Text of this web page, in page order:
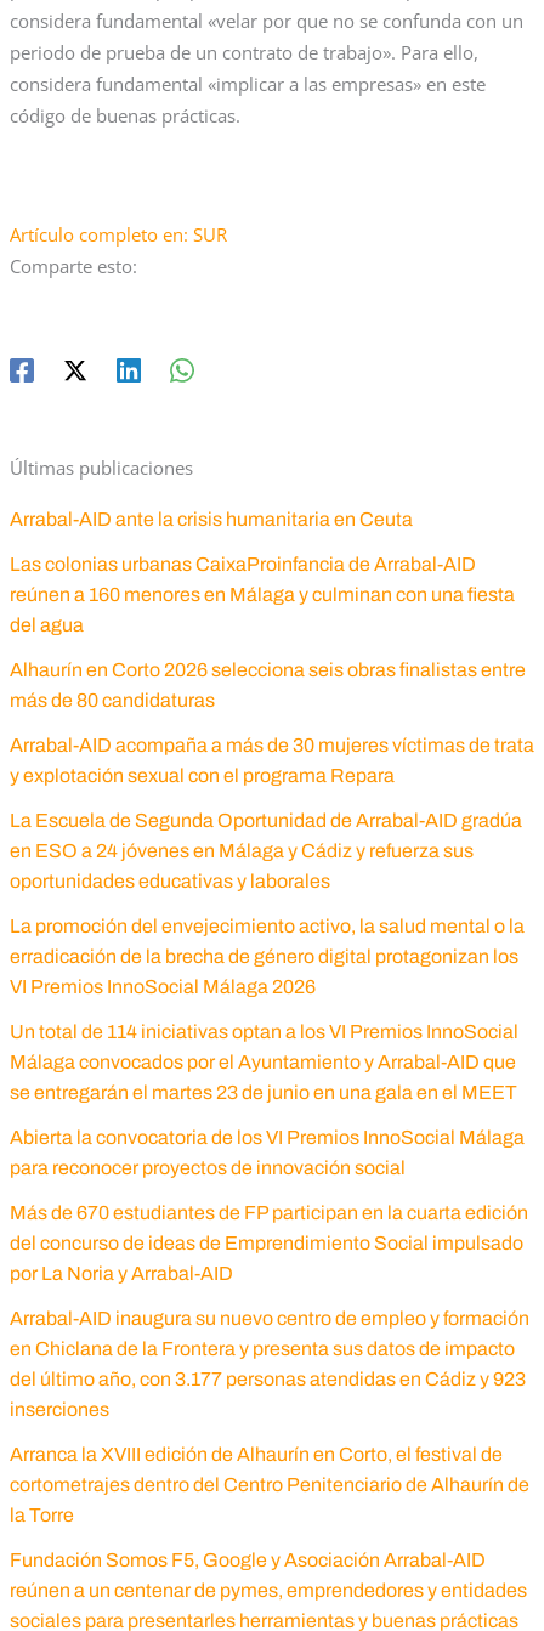
considera fundamental «velar por que no se confunda con un
periodo de prueba de un contrato de trabajo». Para ello,
considera fundamental «implicar a las empresas» en este
código de buenas prácticas.
Artículo completo en: SUR
Comparte esto:
Últimas publicaciones
Arrabal-AID ante la crisis humanitaria en Ceuta
Las colonias urbanas CaixaProinfancia de Arrabal-AID
reúnen a 160 menores en Málaga y culminan con una fiesta
del agua
Alhaurín en Corto 2026 selecciona seis obras finalistas entre
más de 80 candidaturas
Arrabal-AID acompaña a más de 30 mujeres víctimas de trata
y explotación sexual con el programa Repara
La Escuela de Segunda Oportunidad de Arrabal-AID gradúa
en ESO a 24 jóvenes en Málaga y Cádiz y refuerza sus
oportunidades educativas y laborales
La promoción del envejecimiento activo, la salud mental o la
erradicación de la brecha de género digital protagonizan los
VI Premios InnoSocial Málaga 2026
Un total de 114 iniciativas optan a los VI Premios InnoSocial
Málaga convocados por el Ayuntamiento y Arrabal-AID que
se entregarán el martes 23 de junio en una gala en el MEET
Abierta la convocatoria de los VI Premios InnoSocial Málaga
para reconocer proyectos de innovación social
Más de 670 estudiantes de FP participan en la cuarta edición
del concurso de ideas de Emprendimiento Social impulsado
por La Noria y Arrabal-AID
Arrabal-AID inaugura su nuevo centro de empleo y formación
en Chiclana de la Frontera y presenta sus datos de impacto
del último año, con 3.177 personas atendidas en Cádiz y 923
inserciones
Arranca la XVIII edición de Alhaurín en Corto, el festival de
cortometrajes dentro del Centro Penitenciario de Alhaurín de
la Torre
Fundación Somos F5, Google y Asociación Arrabal-AID
reúnen a un centenar de pymes, emprendedores y entidades
sociales para presentarles herramientas y buenas prácticas